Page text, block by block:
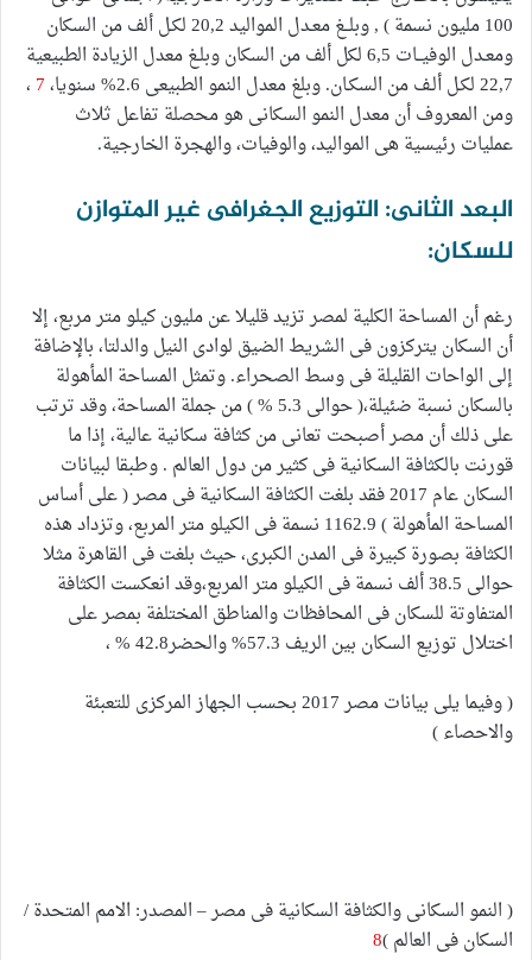
100 مليون نسمة ) , وبلــغ معـدل المواليد 20,2 لكـل ألف من السكان
ومعـدل الوفيــات 6,5 لكل ألف من السكان وبلـغ معدل الزيادة الطبيعية
22,7 لكـل ألـف من السكـان. وبلغ معدل النمو الطبيعى 2.6% سنويا،
7،
ومن المعروف أن معدل النمو السكانى هو محصلة تفاعل ثلاث
عمليات رئيسية هى المواليد، والوفيات، والهجرة الخارجية.
البعد الثانى: التوزيع الجغرافى غير المتوازن
للسكان:
رغم أن المساحة الكلية لمصر تزید قليلا عن مليون كيلو متر مربع، إلا
أن السكان یتركزون فى الشریط الضيق لوادى النيل والدلتا، بالإضافة
إلى الواحات القليلة فى وسط الصحراء. وتمثل المساحة المأهولة
بالسكان نسبة ضئيلة،( حوالى 5.3 % ) من جملة المساحة، وقد ترتب
على ذلك أن مصر أصبحت تعانى من كثافة سكانية عالية، إذا ما
قورنت بالكثافة السكانية فى كثير من دول العالم . وطبقا لبيانات
السكان عام 2017 فقد بلغت الكثافة السكانية فى مصر ( على أساس
المساحة المأهولة ) 1162.9 نسمة فى الكيلو متر المربع، وتزداد هذه
الكثافة بصورة كبيرة فى المدن الكبرى، حيث بلغت فى القاهرة مثلا
حوالى 38.5 ألف نسمة فى الكيلو متر المربع،وقد انعكست الكثافة
المتفاوتة للسكان فى المحافظات والمناطق المختلفة بمصر على
اختلال توزیع السكان بين الریف 57.3% والحضر42.8 % ،
( وفيما يلى بيانات مصر 2017 بحسب الجهاز المركزى للتعبئة
والاحصاء )
( النمو السكانى والكثافة السكانية فى مصر – المصدر: الامم المتحدة /
السكان فى العالم )8